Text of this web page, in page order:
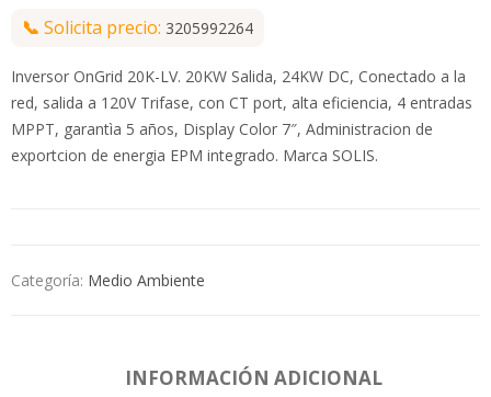
📞 Solicita precio: 3205992264
Inversor OnGrid 20K-LV. 20KW Salida, 24KW DC, Conectado a la
red, salida a 120V Trifase, con CT port, alta eficiencia, 4 entradas
MPPT, garantìa 5 años, Display Color 7″, Administracion de
exportcion de energia EPM integrado. Marca SOLIS.
Categoría: Medio Ambiente
INFORMACIÓN ADICIONAL